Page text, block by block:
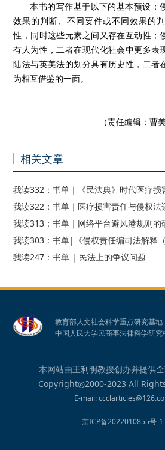
本书的写作基于以下的基本预设：
效果的判断、不同要件或不同效果的
性，同时这些元素之间又存在互动性；
有人为性，二者在现代化社会中更多表
陆法与英美法的划分具有历史性，二者
为相互借鉴的一面。
（责任编辑：曹
相关文章
我读332：书单｜《民法典》时代医疗
我读322：书单｜医疗损害责任与侵权法
我读313：书单｜网络平台避风港规则的
我读303：书单|《侵权责任编司法解释
我读247：书单 | 民法上的争议问题
教育部人文社会科学重点研究基地
中国人民大学民商事法律科学研究
本网站由王利明教授创办并提供
Copyright◎2000-2023 All
E-mail:
京ICP备2022010855号-1